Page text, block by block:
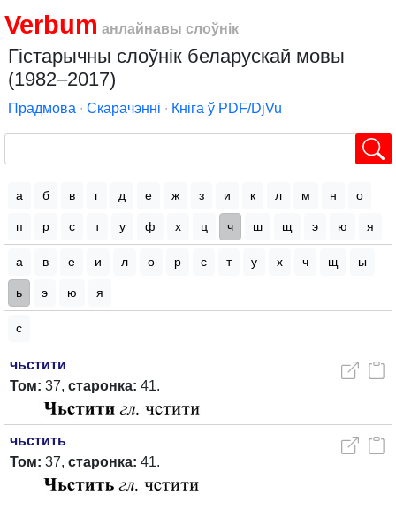
Verbum анлайнавы слоўнік
Гістарычны слоўнік беларускай мовы
(1982–2017)
Прадмова ∙ Скарачэнні ∙ Кніга ў PDF/DjVu
а б в г д е ж з и к л м н о
п р с т у ф х ц ч ш щ э ю я
а в е и л о р с т у х ч щ ы
ь э ю я
с
чьстити
Том: 37, старонка: 41.
чьстить
Том: 37, старонка: 41.